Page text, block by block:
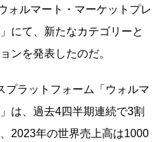
ォルマート・マーケットプレ
にて、新たなカテゴリーと
ンを発表したのだ。
ラットフォーム「ウォルマ
は、過去4四半期連続で3割
2023年の世界売上高は1000